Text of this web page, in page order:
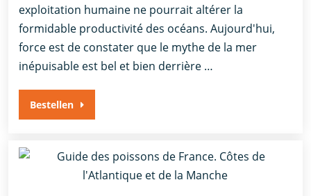
exploitation humaine ne pourrait altérer la
formidable productivité des océans. Aujourd'hui,
force est de constater que le mythe de la mer
inépuisable est bel et bien derrière …
Bestellen